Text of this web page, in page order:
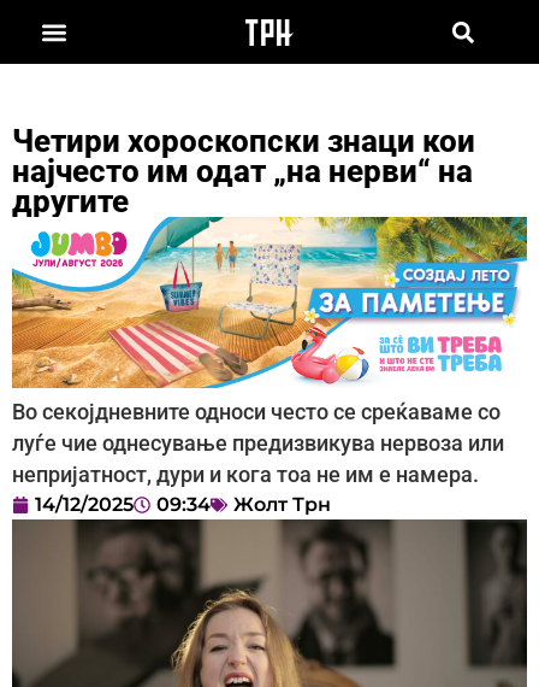
Четири хороскопски знаци кои
најчесто им одат „на нерви“ на
другите
Во секојдневните односи често се среќаваме со
луѓе чие однесување предизвикува нервоза или
непријатност, дури и кога тоа не им е намера.
14/12/2025 09:34 Жолт Трн